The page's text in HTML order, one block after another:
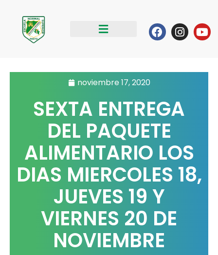
contenido
Facebook
noviembre 17, 2020
SEXTA ENTREGA
DEL PAQUETE
ALIMENTARIO LOS
DIAS MIERCOLES 18,
JUEVES 19 Y
VIERNES 20 DE
NOVIEMBRE